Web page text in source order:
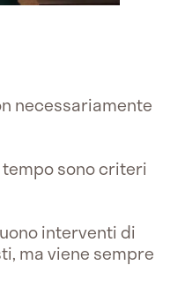
necessariamente
sono criteri
interventi di
ma viene sempre